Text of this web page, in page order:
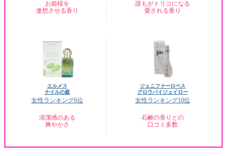
お姫様を
連想させる香り
誰もがトリコになる
愛される香り
エルメス
ナイルの庭
女性ランキング6位
清潔感のある
爽やかさ
ジェニファーロペス
グロウバイジェイロー
女性ランキング10位
石鹸の香りとの
口コミ多数